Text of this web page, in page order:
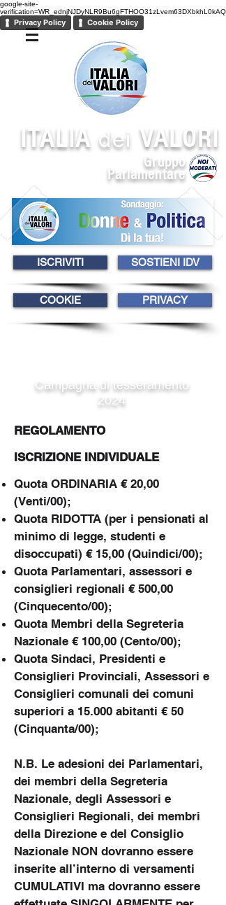
google-site-
verification=WR_ednjNJDyNLR9Bu6gFTHOO31zLvem63DXbkhL0kAQ
Privacy Policy Cookie Policy
ITALIAdei VALORI
Gruppo
Parlamentare
ISCRIVITI SOSTIENI IDV
COOKIE PRIVACY
Campagna di tesseramento
2024
REGOLAMENTO
ISCRIZIONE INDIVIDUALE
Quota ORDINARIA € 20,00
(Venti/00);
Quota RIDOTTA (per i pensionati al
minimo di legge, studenti e
disoccupati) € 15,00 (Quindici/00);
Quota Parlamentari, assessori e
consiglieri regionali € 500,00
(Cinquecento/00);
Quota Membri della Segreteria
Nazionale € 100,00 (Cento/00);
Quota Sindaci, Presidenti e
Consiglieri Provinciali, Assessori e
Consiglieri comunali dei comuni
superiori a 15.000 abitanti € 50
(Cinquanta/00);
N.B. Le adesioni dei Parlamentari,
dei membri della Segreteria
Nazionale, degli Assessori e
Consiglieri Regionali, dei membri
della Direzione e del Consiglio
Nazionale NON dovranno essere
inserite all’interno di versamenti
CUMULATIVI ma dovranno essere